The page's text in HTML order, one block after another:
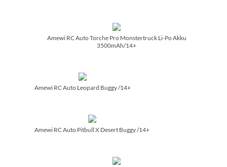
Amewi RC Auto Torche Pro Monstertruck Li-Po Akku
3500mAh/­14+
Amewi RC Auto Leopard Buggy /­14+
Amewi RC Auto Pitbull X Desert Buggy /­14+